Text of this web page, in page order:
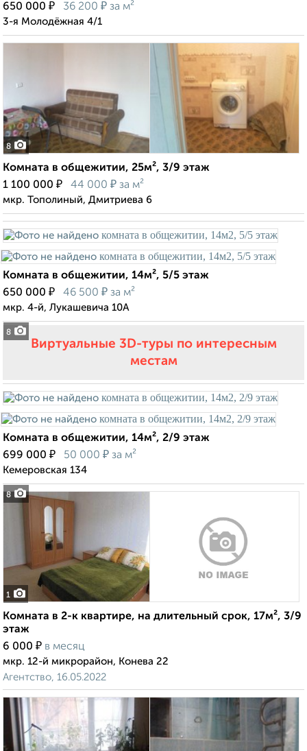
650 000 ₽ 36 200 ₽ за м²
3-я Молодёжная 4/1
8
Комната в общежитии, 25м², 3/9 этаж
1 100 000 ₽ 44 000 ₽ за м²
мкр. Тополиный, Дмитриева 6
8
Комната в общежитии, 14м², 5/5 этаж
650 000 ₽ 46 500 ₽ за м²
мкр. 4-й, Лукашевича 10А
Виртуальные 3D-туры по интересным
местам
8
Комната в общежитии, 14м², 2/9 этаж
699 000 ₽ 50 000 ₽ за м²
Кемеровская 134
1
Комната в 2-к квартире, на длительный срок, 17м², 3/9
этаж
6 000 ₽ в месяц
мкр. 12-й микрорайон, Конева 22
Агентство, 16.05.2022